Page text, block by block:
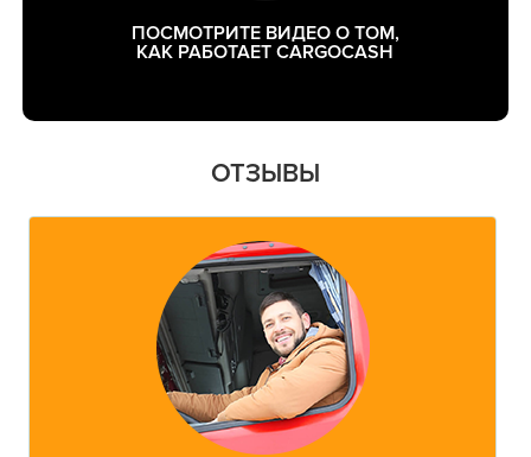
ПОСМОТРИТЕ ВИДЕО О ТОМ,
КАК РАБОТАЕТ CARGOCASH
ОТЗЫВЫ